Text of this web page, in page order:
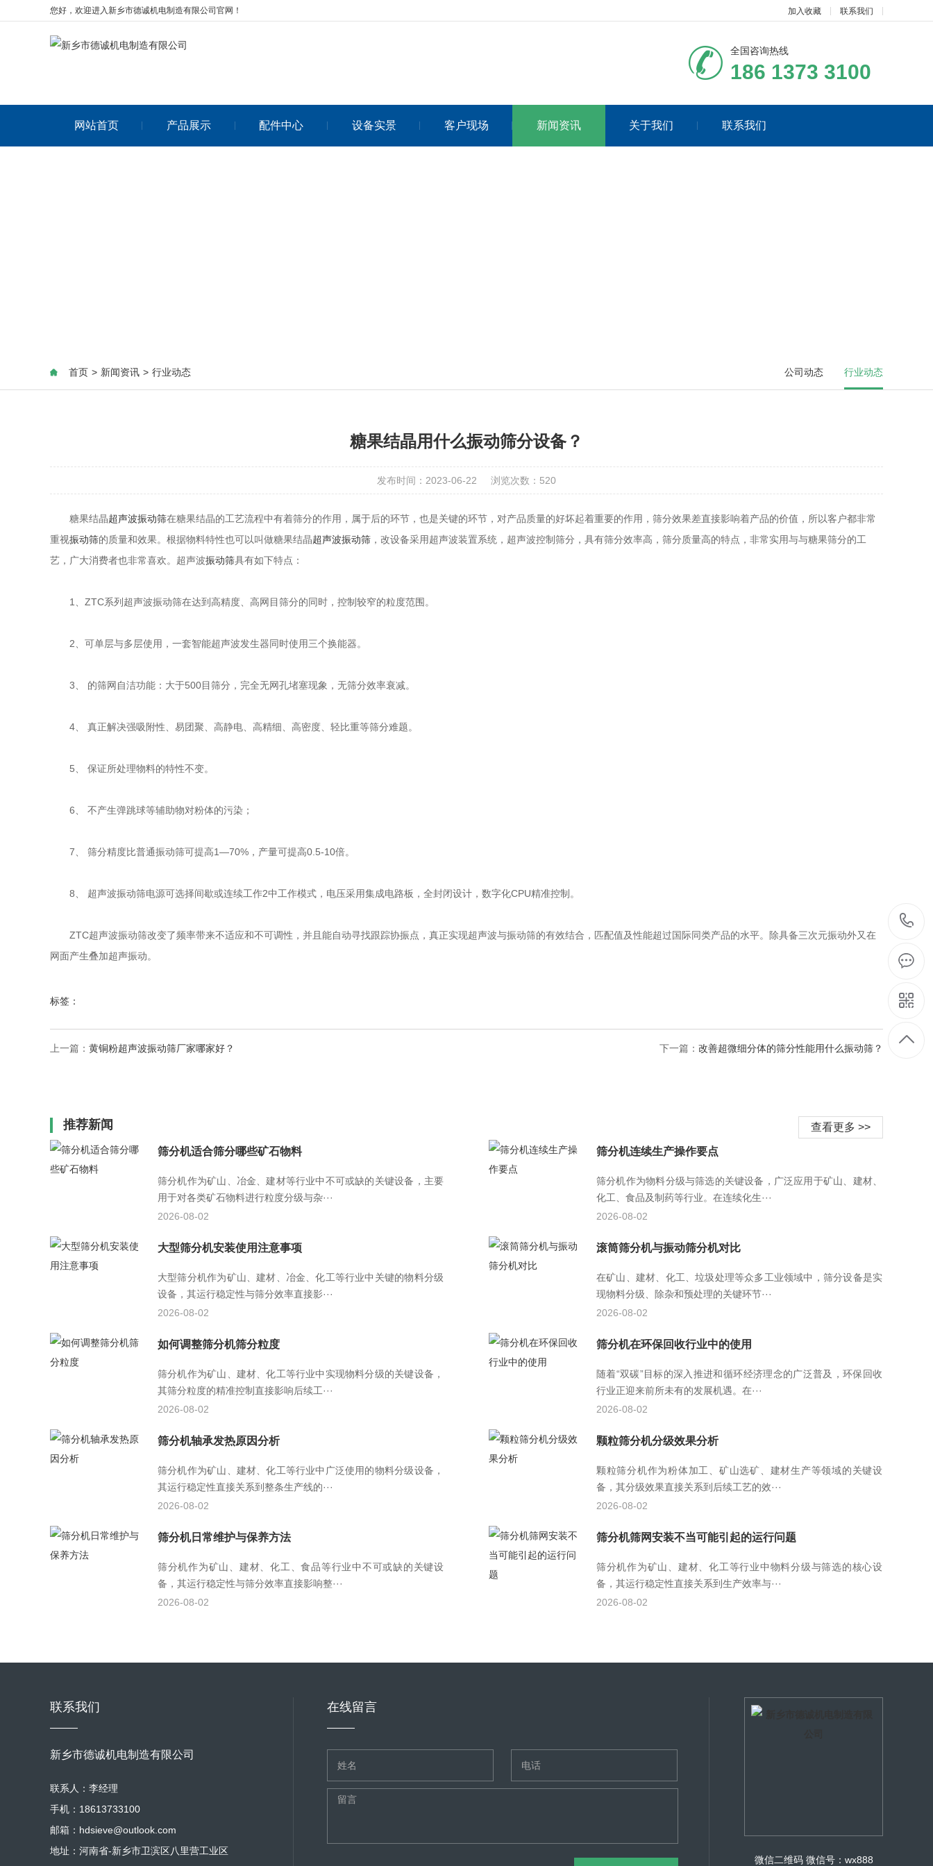
您好，欢迎进入新乡市德诚机电制造有限公司官网！ 加入收藏 联系我们
全国咨询热线
186 1373 3100
网站首页 产品展示 配件中心 设备实景 客户现场 新闻资讯 关于我们 联系我们
首页 > 新闻资讯 > 行业动态 公司动态 行业动态
糖果结晶用什么振动筛分设备？
发布时间：2023-06-22 浏览次数：520
糖果结晶超声波振动筛在糖果结晶的工艺流程中有着筛分的作用，属于后的环节，也是关键的环节，对产品质量的好坏起着重要的作用，筛分效果差直接影响着产品的价值，所以客户都非常
重视振动筛的质量和效果。根据物料特性也可以叫做糖果结晶超声波振动筛 ，改设备采用超声波装置系统，超声波控制筛分，具有筛分效率高，筛分质量高的特点，非常实用与与糖果筛分的工
艺，广大消费者也非常喜欢。超声波振动筛具有如下特点：
1、ZTC系列超声波振动筛在达到高精度、高网目筛分的同时，控制较窄的粒度范围。
2、可单层与多层使用，一套智能超声波发生器同时使用三个换能器。
3、 的筛网自洁功能：大于500目筛分，完全无网孔堵塞现象，无筛分效率衰减。
4、 真正解决强吸附性、易团聚、高静电、高精细、高密度、轻比重等筛分难题。
5、 保证所处理物料的特性不变。
6、 不产生弹跳球等辅助物对粉体的污染；
7、 筛分精度比普通振动筛可提高1—70%，产量可提高0.5-10倍。
8、 超声波振动筛电源可选择间歇或连续工作2中工作模式，电压采用集成电路板，全封闭设计，数字化CPU精准控制。
ZTC超声波振动筛改变了频率带来不适应和不可调性，并且能自动寻找跟踪协振点，真正实现超声波与振动筛的有效结合，匹配值及性能超过国际同类产品的水平。除具备三次元振动外又在
网面产生叠加超声振动。
标签：
上一篇： 黄铜粉超声波振动筛厂家哪家好？ 下一篇： 改善超微细分体的筛分性能用什么振动筛？
查看更多 >>
推荐新闻
筛分机适合筛分哪些矿石物料
筛分机作为矿山、冶金、建材等行业中不可或缺的关键设备，主要
用于对各类矿石物料进行粒度分级与杂···
2026-08-02
筛分机连续生产操作要点
筛分机作为物料分级与筛选的关键设备，广泛应用于矿山、建材、
化工、食品及制药等行业。在连续化生···
2026-08-02
大型筛分机安装使用注意事项
大型筛分机作为矿山、建材、冶金、化工等行业中关键的物料分级
设备，其运行稳定性与筛分效率直接影···
2026-08-02
滚筒筛分机与振动筛分机对比
在矿山、建材、化工、垃圾处理等众多工业领域中，筛分设备是实
现物料分级、除杂和预处理的关键环节···
2026-08-02
如何调整筛分机筛分粒度
筛分机作为矿山、建材、化工等行业中实现物料分级的关键设备，
其筛分粒度的精准控制直接影响后续工···
2026-08-02
筛分机在环保回收行业中的使用
随着“双碳”目标的深入推进和循环经济理念的广泛普及，环保回收
行业正迎来前所未有的发展机遇。在···
2026-08-02
筛分机轴承发热原因分析
筛分机作为矿山、建材、化工等行业中广泛使用的物料分级设备，
其运行稳定性直接关系到整条生产线的···
2026-08-02
颗粒筛分机分级效果分析
颗粒筛分机作为粉体加工、矿山选矿、建材生产等领域的关键设
备，其分级效果直接关系到后续工艺的效···
2026-08-02
筛分机日常维护与保养方法
筛分机作为矿山、建材、化工、食品等行业中不可或缺的关键设
备，其运行稳定性与筛分效率直接影响整···
2026-08-02
筛分机筛网安装不当可能引起的运行问题
筛分机作为矿山、建材、化工等行业中物料分级与筛选的核心设
备，其运行稳定性直接关系到生产效率与···
2026-08-02
联系我们
新乡市德诚机电制造有限公司
联系人：李经理
手机：18613733100
邮箱：hdsieve@outlook.com
地址：河南省-新乡市卫滨区八里营工业区
在线留言
微信二维码 微信号：wx888